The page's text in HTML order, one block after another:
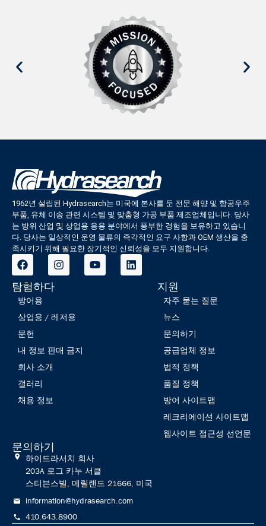
1962년 설립된 Hydrasearch는 미국에 본사를 둔 전문 해양 및 항공우주
부품, 유체 이송 관련 시스템 및 맞춤형 가공 부품 제조업체입니다. 당사
는 방위 산업 및 상업용 응용 분야에서 풍부한 경험을 보유하고 있습니
다. 당사는 일상적인 운영 물류의 즉각적인 요구 사항과 OEM 생산을 충
족시키기 위해 필요한 장기적인 신뢰성을 모두 지원합니다.
탐험하다
방어용
상업용 / 레저용
문헌
내 정보 판매 금지
회사 소개
갤러리
채용 정보
지원
자주 묻는 질문
뉴스
문의하기
공급업체 정보
법적 정책
품질 정책
방어 사이트맵
레크리에이션 사이트맵
웹사이트 접근성 선언문
문의하기
하이드라서치 회사
203A 로그 카누 서클
스티븐스빌, 메릴랜드 21666, 미국
information@hydrasearch.com
410.643.8900